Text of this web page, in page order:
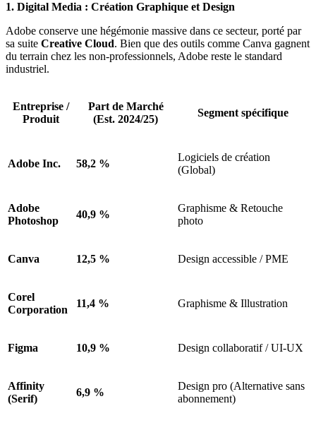
1. Digital Media : Création Graphique et Design
Adobe conserve une hégémonie massive dans ce secteur, porté par
sa suite Creative Cloud. Bien que des outils comme Canva gagnent
du terrain chez les non-professionnels, Adobe reste le standard
industriel.
Entreprise /
Produit
Part de Marché
(Est. 2024/25)
Segment spécifique
Adobe Inc. 58,2 %
Logiciels de création
(Global)
Adobe
Photoshop
40,9 %
Graphisme & Retouche
photo
Canva 12,5 % Design accessible / PME
Corel
Corporation
11,4 % Graphisme & Illustration
Figma 10,9 % Design collaboratif / UI-UX
Affinity
(Serif)
6,9 %
Design pro (Alternative sans
abonnement)